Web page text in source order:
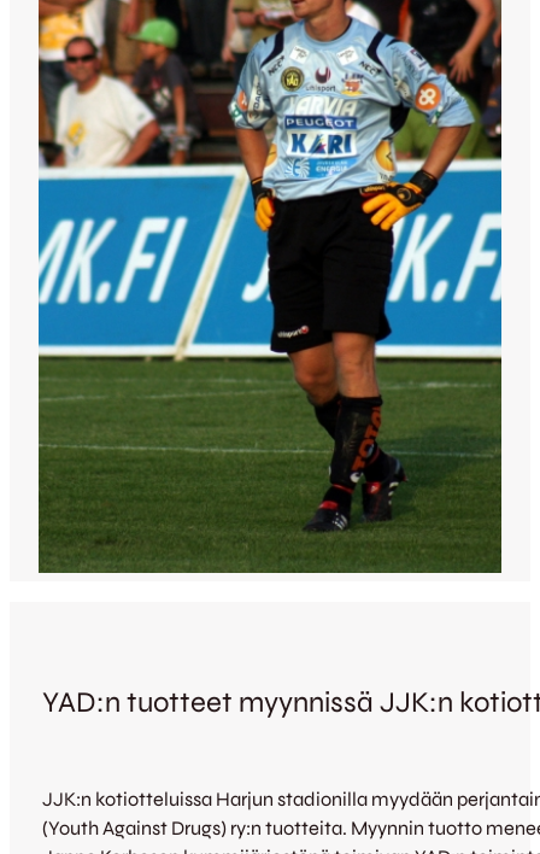
YAD:n tuotteet myynnissä JJK:n
JJK:n kotiotteluissa Harjun stadionilla myydään
(Youth Against Drugs) ry:n tuotteita. Myynnin tuotto